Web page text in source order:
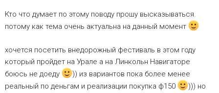
Кто что думает по этому поводу прошу высказываться.
потому как тема очень актуальна на данный момент
хочется посетить внедорожный фестиваль в этом году
который пройдет на Урале а на Линкольн Навигаторе
боюсь не доеду
)) из вариантов пока более менее
реальный по деньгам и реализации покупка ф150
))) но